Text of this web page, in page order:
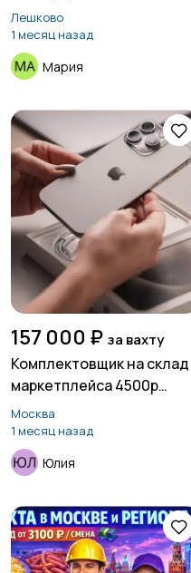
Лешково
1 месяц назад
Мария
157 000 ₽ за вахту
Комплектовщик на склад
маркетплейса 4500р
смена
Москва
1 месяц назад
Юлия